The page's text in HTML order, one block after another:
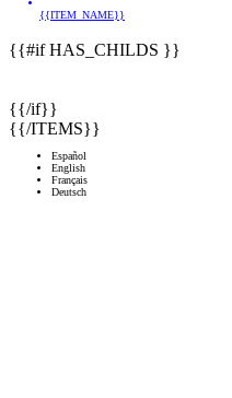
{{ITEM_NAME}}
{{#if HAS_CHILDS }}
{{/if}}
{{/ITEMS}}
Español
English
Français
Deutsch